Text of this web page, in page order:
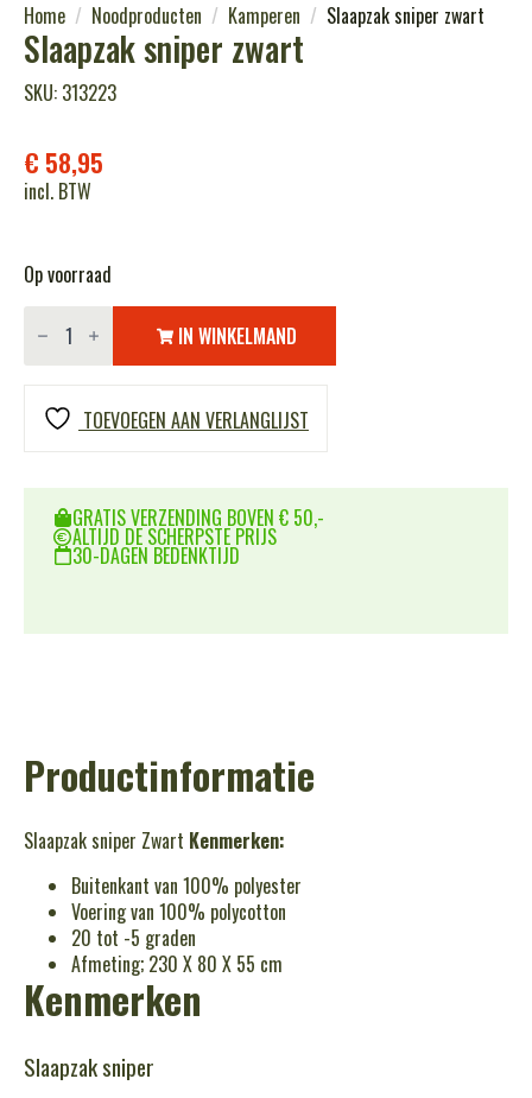
Home Noodproducten Kamperen Slaapzak sniper zwart
Slaapzak sniper zwart
SKU: 313223
€ 58,95
incl. BTW
Op voorraad
Slaapzak
sniper
aantal
IN WINKELMAND
TOEVOEGEN AAN VERLANGLIJST
GRATIS VERZENDING BOVEN € 50,-
ALTIJD DE SCHERPSTE PRIJS
30-DAGEN BEDENKTIJD
Productinformatie
Slaapzak sniper Zwart Kenmerken:
Buitenkant van 100% polyester
Voering van 100% polycotton
20 tot -5 graden
Afmeting; 230 X 80 X 55 cm
Kenmerken
Slaapzak sniper